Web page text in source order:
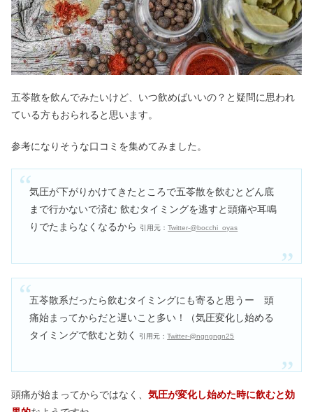
五苓散を飲んでみたいけど、いつ飲めばいいの？と疑問に思われ
ている方もおられると思います。
参考になりそうな口コミを集めてみました。
気圧が下がりかけてきたところで五苓散を飲むとどん底
まで行かないで済む 飲むタイミングを逃すと頭痛や耳鳴
りでたまらなくなるから
引用元：Twitter-@bocchi_oyas
五苓散系だったら飲むタイミングにも寄ると思うー 頭
痛始まってからだと遅いこと多い！（気圧変化し始める
タイミングで飲むと効く
引用元：Twitter-@ngngngn25
頭痛が始まってからではなく、 気圧が変化し始めた時に飲むと効